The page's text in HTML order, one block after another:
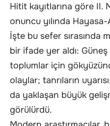
Hitit kayıtlarına göre II.
onuncu yılında
İşte bu sefer sırasında
bir ifade yer aldı:
toplumlar için
olaylar; tanrıların
da yaklaşan büyük
görülürdü.